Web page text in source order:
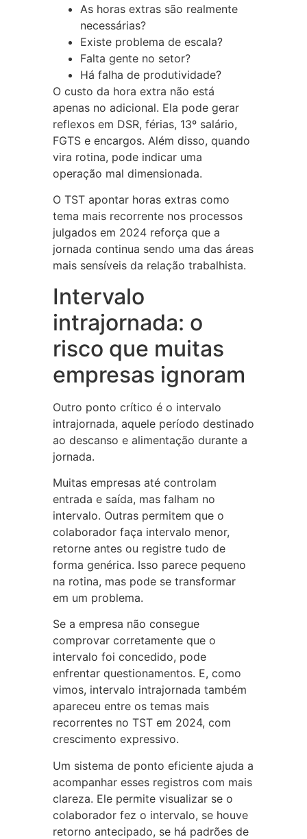
As horas extras são realmente
necessárias?
Existe problema de escala?
Falta gente no setor?
Há falha de produtividade?
O custo da hora extra não está
apenas no adicional. Ela pode gerar
reflexos em DSR, férias, 13º salário,
FGTS e encargos. Além disso, quando
vira rotina, pode indicar uma
operação mal dimensionada.
O TST apontar horas extras como
tema mais recorrente nos processos
julgados em 2024 reforça que a
jornada continua sendo uma das áreas
mais sensíveis da relação trabalhista.
Intervalo
intrajornada: o
risco que muitas
empresas ignoram
Outro ponto crítico é o intervalo
intrajornada, aquele período destinado
ao descanso e alimentação durante a
jornada.
Muitas empresas até controlam
entrada e saída, mas falham no
intervalo. Outras permitem que o
colaborador faça intervalo menor,
retorne antes ou registre tudo de
forma genérica. Isso parece pequeno
na rotina, mas pode se transformar
em um problema.
Se a empresa não consegue
comprovar corretamente que o
intervalo foi concedido, pode
enfrentar questionamentos. E, como
vimos, intervalo intrajornada também
apareceu entre os temas mais
recorrentes no TST em 2024, com
crescimento expressivo.
Um sistema de ponto eficiente ajuda a
acompanhar esses registros com mais
clareza. Ele permite visualizar se o
colaborador fez o intervalo, se houve
retorno antecipado, se há padrões de